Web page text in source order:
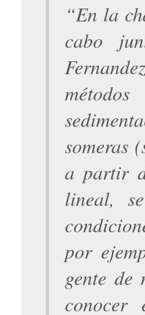
“En la
cabo
someras
a partir
lineal,
por
gente de
conocer